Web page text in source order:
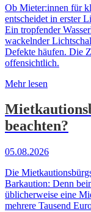
Ob Mieter:innen für
entscheidet in erster
Ein tropfender
wackelnder
Defekte häufen. Die
offensichtlich.
Mehr lesen
beachten?
05.08.2026
Die
Barkaution: Denn
üblicherweise eine
mehrere Tausend